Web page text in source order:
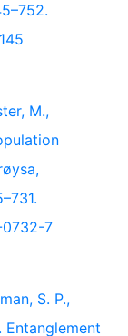
M.,
7
S. P.,
Entanglement